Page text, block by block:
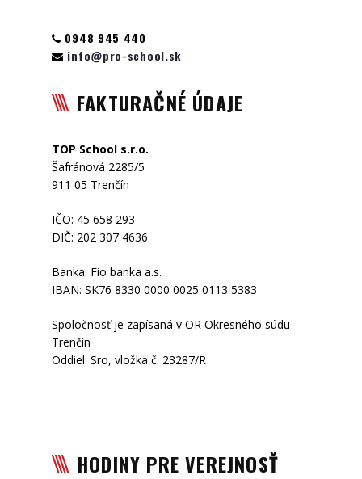
0948 945 440
info@pro-school.sk
FAKTURAČNÉ ÚDAJE
TOP School s.r.o.
Šafránová 2285/5
911 05 Trenčín
IČO: 45 658 293
DIČ: 202 307 4636
Banka: Fio banka a.s.
IBAN: SK76 8330 0000 0025 0113 5383
Spoločnosť je zapísaná v OR Okresného súdu
Trenčín
Oddiel: Sro, vložka č. 23287/R
HODINY PRE VEREJNOSŤ